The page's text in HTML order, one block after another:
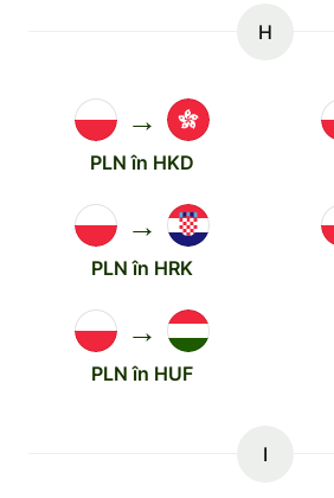
H
→
PLN în HKD
→
PLN în HRK
→
PLN în HUF
I